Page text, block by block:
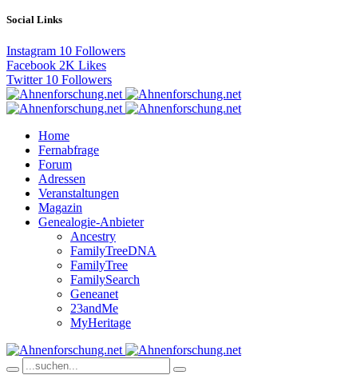
Social Links
Instagram 10 Followers
Facebook 2K Likes
Twitter 10 Followers
Home
Fernabfrage
Forum
Adressen
Veranstaltungen
Magazin
Genealogie-Anbieter
Ancestry
FamilyTreeDNA
FamilyTree
FamilySearch
Geneanet
23andMe
MyHeritage